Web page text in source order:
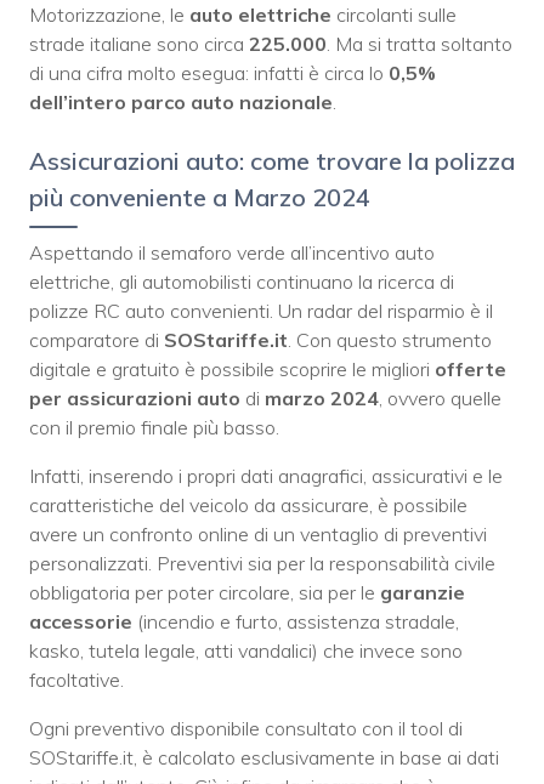
Motorizzazione, le auto elettriche circolanti sulle
strade italiane sono circa 225.000 . Ma si tratta soltanto
di una cifra molto esegua: infatti è circa lo 0,5%
dell’intero parco auto nazionale
Assicurazioni auto: come trovare la polizza
più conveniente a Marzo 2024
Aspettando il semaforo verde all’incentivo auto
elettriche, gli automobilisti continuano la ricerca di
polizze RC auto convenienti. Un radar del risparmio è il
comparatore di SOStariffe.it. Con questo strumento
digitale e gratuito è possibile scoprire le migliori offerte
per assicurazioni auto di marzo 2024, ovvero quelle
con il premio finale più basso.
Infatti, inserendo i propri dati anagrafici, assicurativi e le
caratteristiche del veicolo da assicurare, è possibile
avere un confronto online di un ventaglio di preventivi
personalizzati. Preventivi sia per la responsabilità civile
obbligatoria per poter circolare, sia per le garanzie
accessorie (incendio e furto, assistenza stradale,
kasko, tutela legale, atti vandalici) che invece sono
facoltative.
Ogni preventivo disponibile consultato con il tool di
SOStariffe.it, è calcolato esclusivamente in base ai dati